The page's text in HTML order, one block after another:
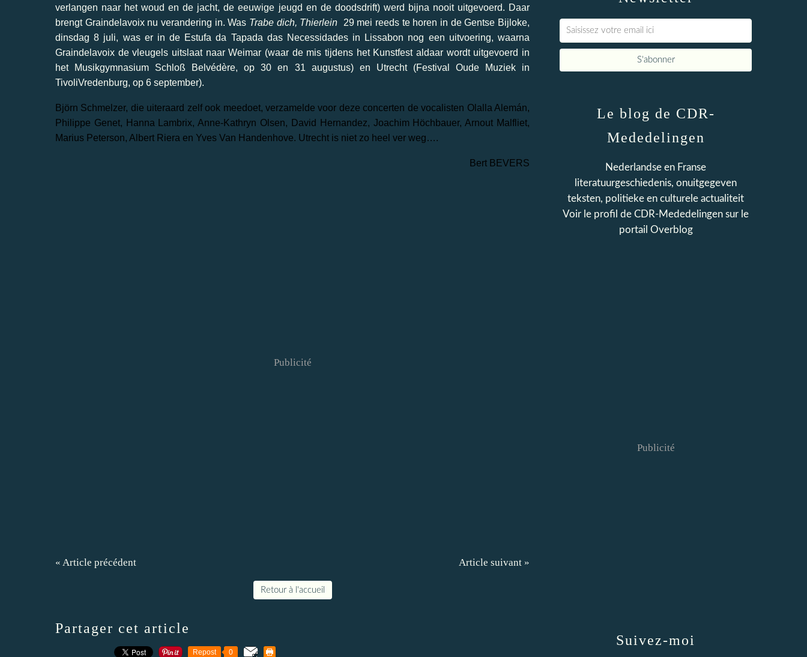
verlangen naar het woud en de jacht, de eeuwige jeugd en de doodsdrift) werd bijna nooit uitgevoerd. Daar
brengt Graindelavoix nu verandering in. Was Trabe dich, Thierlein
29 mei reeds te horen in de Gentse Bijloke,
dinsdag 8 juli, was er in de Estufa da Tapada das Necessidades in Lissabon nog een uitvoering, waarna
Graindelavoix de vleugels uitslaat naar Weimar (waar de mis tijdens het Kunstfest aldaar wordt uitgevoerd in
het Musikgymnasium Schloß Belvédère, op 30 en 31 augustus) en Utrecht (Festival Oude Muziek in
TivoliVredenburg, op 6 september).
Björn Schmelzer, die uiteraard zelf ook meedoet, verzamelde voor deze concerten de vocalisten Olalla Alemán,
Philippe Genet, Hanna Lambrix, Anne-Kathryn Olsen, David Hernandez, Joachim Höchbauer, Arnout Malfliet,
Marius Peterson, Albert Riera en Yves Van Handenhove. Utrecht is niet zo heel ver weg….
Bert BEVERS
Publicité
« Article précédent Article suivant »
Retour à l'accueil
Partager cet article
Repost 0
Le blog de CDR-
Mededelingen
Nederlandse en Franse
literatuurgeschiedenis, onuitgegeven
teksten, politieke en culturele actualiteit
Voir le profil de CDR-Mededelingen sur le
portail Overblog
Suivez-moi
Publicité